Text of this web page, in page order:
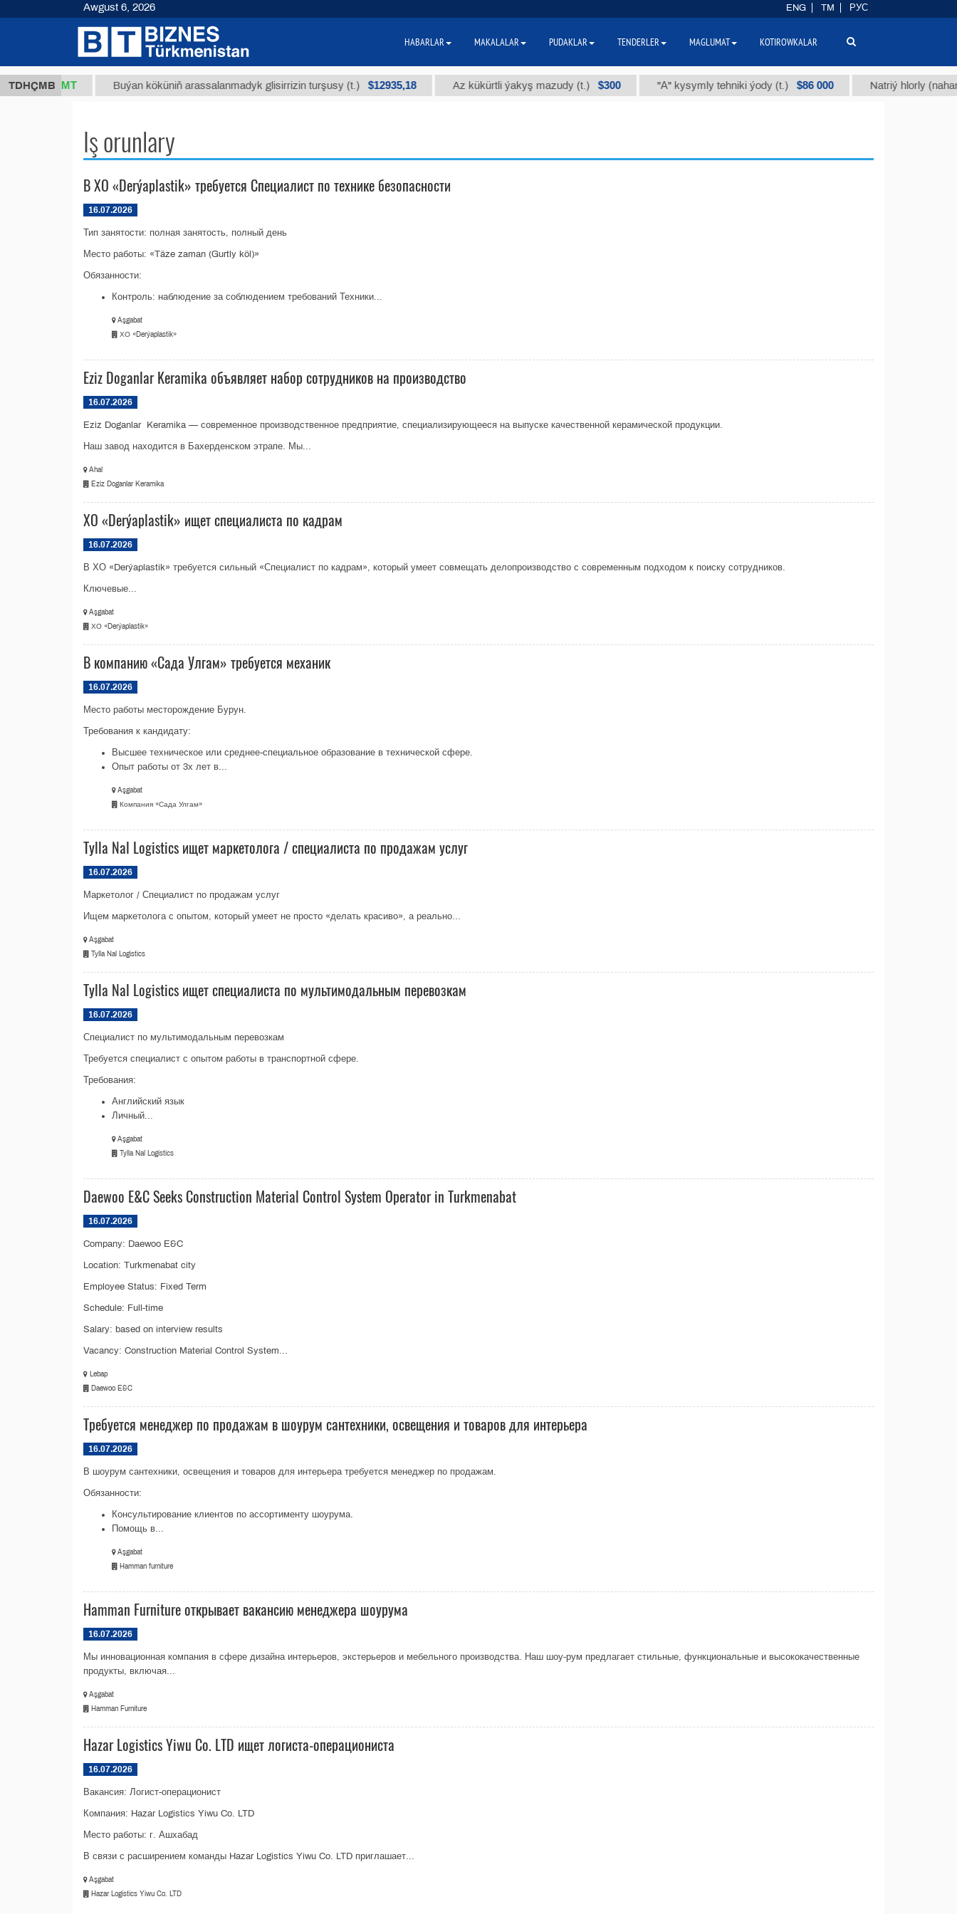
TDHÇMB
37,8 ТМТ Buýan köküniň arassalanmadyk glisirrizin turşusy (t.) $12935,18 Az kükürtli ýakyş mazudy (t.) $300 "А" kysymly tehniki ýody (t.) $86 000 Natriý hlorly (nahar
Iş orunlary
В ХО «Derýaplastik» требуется Специалист по технике безопасности
16.07.2026
Тип занятости: полная занятость, полный день
Место работы: «Täze zaman (Gurtly köl)»
Обязанности:
Контроль: наблюдение за соблюдением требований Техники...
Aşgabat
ХО «Derýaplastik»
Eziz Doganlar Keramika объявляет набор сотрудников на производство
16.07.2026
Eziz Doganlar Keramika — современное производственное предприятие, специализирующееся на выпуске качественной керамической продукции.
Наш завод находится в Бахерденском этрапе. Мы...
Ahal
Eziz Doganlar Keramika
ХО «Derýaplastik» ищет специалиста по кадрам
16.07.2026
В ХО «Derýaplastik» требуется сильный «Специалист по кадрам», который умеет совмещать делопроизводство с современным подходом к поиску сотрудников.
Ключевые...
Aşgabat
ХО «Derýaplastik»
В компанию «Сада Улгам» требуется механик
16.07.2026
Место работы месторождение Бурун.
Требования к кандидату:
Высшее техническое или среднее-специальное образование в технической сфере.
Опыт работы от 3х лет в...
Aşgabat
Компания «Сада Улгам»
Tylla Nal Logistics ищет маркетолога / специалиста по продажам услуг
16.07.2026
Маркетолог / Специалист по продажам услуг
Ищем маркетолога с опытом, который умеет не просто «делать красиво», а реально...
Aşgabat
Tylla Nal Logistics
Tylla Nal Logistics ищет специалиста по мультимодальным перевозкам
16.07.2026
Специалист по мультимодальным перевозкам
Требуется специалист с опытом работы в транспортной сфере.
Требования:
Английский язык
Личный...
Aşgabat
Tylla Nal Logistics
Daewoo E&C Seeks Construction Material Control System Operator in Turkmenabat
16.07.2026
Company: Daewoo E&C
Location: Turkmenabat city
Employee Status: Fixed Term
Schedule: Full-time
Salary: based on interview results
Vacancy: Construction Material Control System...
Lebap
Daewoo E&C
Требуется менеджер по продажам в шоурум сантехники, освещения и товаров для интерьера
16.07.2026
В шоурум сантехники, освещения и товаров для интерьера требуется менеджер по продажам.
Обязанности:
Консультирование клиентов по ассортименту шоурума.
Помощь в...
Aşgabat
Hamman furniture
Hamman Furniture открывает вакансию менеджера шоурума
16.07.2026
Мы инновационная компания в сфере дизайна интерьеров, экстерьеров и мебельного производства. Наш шоу-рум предлагает стильные, функциональные и высококачественные
продукты, включая...
Aşgabat
Hamman Furniture
Hazar Logistics Yiwu Co. LTD ищет логиста-операциониста
16.07.2026
Вакансия: Логист-операционист
Компания: Hazar Logistics Yiwu Co. LTD
Место работы: г. Ашхабад
В связи с расширением команды Hazar Logistics Yiwu Co. LTD приглашает...
Aşgabat
Hazar Logistics Yiwu Co. LTD
Awgust 6, 2026 ENG TM РУС
HABARLAR MAKALALAR PUDAKLAR TENDERLER MAGLUMAT KOTIROWKALAR